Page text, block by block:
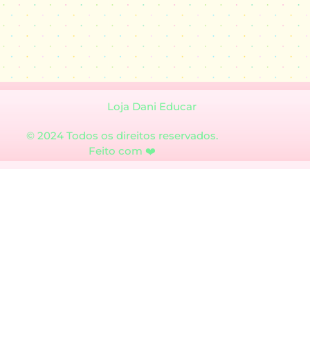
Loja Dani Educar
© 2024 Todos os direitos reservados.
Feito com ❤️